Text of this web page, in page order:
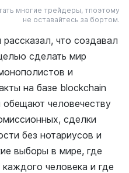
многие трейдеры, тпоэтому
не оставайтесь за бортом.
что создавал
сделать мир
и
на базе blockchain
человечеству
сделки
без нотариусов и
выборы в мире, где
человека и где